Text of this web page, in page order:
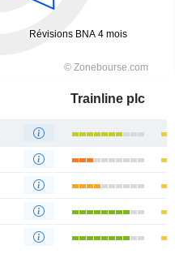
Trainline plc